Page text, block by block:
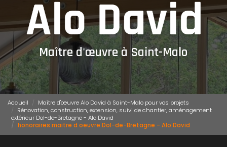
Maître d'œuvre à Saint-Malo
Accueil
Maître d'œuvre Alo David à Saint-Malo pour vos projets
Rénovation, construction, extension, suivi de chantier, aménagement
extérieur Dol-de-Bretagne - Alo David
honoraires maitre d oeuvre Dol-de-Bretagne - Alo David